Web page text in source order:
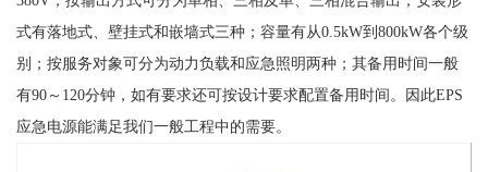
式有落地式、壁挂式和嵌墙式三种；容量有从0.5kW到800kW各个级
别；按服务对象可分为动力负载和应急照明两种；其备用时间一般
有90～120分钟，如有要求还可按设计要求配置备用时间。因此EPS
应急电源能满足我们一般工程中的需要。